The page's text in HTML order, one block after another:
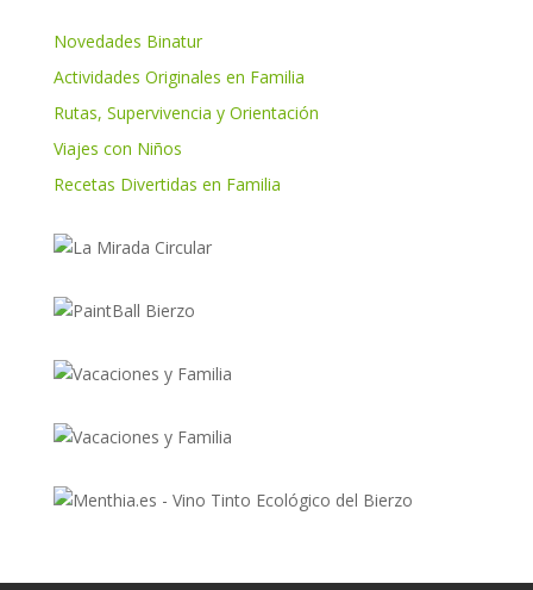
Novedades Binatur
Actividades Originales en Familia
Rutas, Supervivencia y Orientación
Viajes con Niños
Recetas Divertidas en Familia